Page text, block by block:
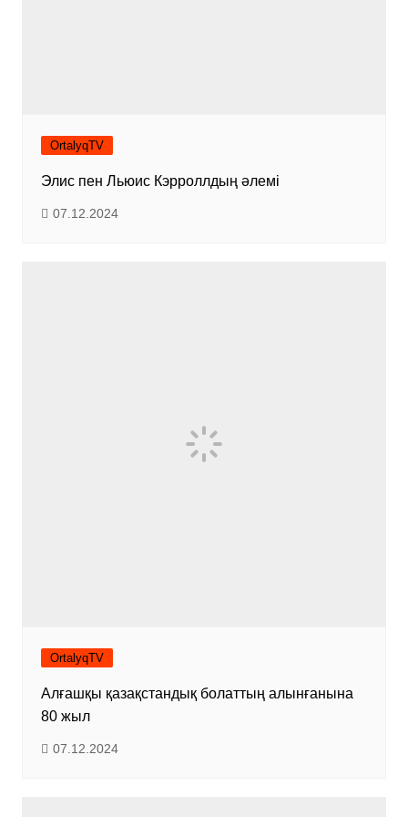
OrtalyqTV
Элис пен Льюис Кэрроллдың әлемі
07.12.2024
OrtalyqTV
Алғашқы қазақстандық болаттың алынғанына
80 жыл
07.12.2024